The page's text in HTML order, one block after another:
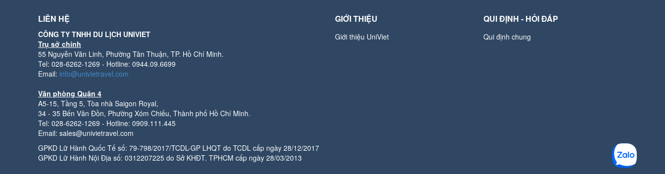
LIÊN HỆ
CÔNG TY TNHH DU LỊCH UNIVIET
Trụ sở chính
55 Nguyễn Văn Linh, Phường Tân Thuận, TP. Hồ Chí Minh.
Tel: 028-6262-1269 - Hotline: 0944.09.6699
Email: info@univietravel.com
Văn phòng Quận 4
A5-15, Tầng 5, Tòa nhà Saigon Royal,
34 - 35 Bến Vân Đồn, Phường Xóm Chiếu, Thành phố Hồ Chí Minh.
Tel: 028-6262-1269 - Hotline: 0909.111.445
Email: sales@univietravel.com
GPKD Lữ Hành Quốc Tế số: 79-798/2017/TCDL-GP LHQT do TCDL cấp ngày 28/12/2017
GPKD Lữ Hành Nội Địa số: 0312207225 do Sở KHĐT. TPHCM cấp ngày 28/03/2013
GIỚI THIỆU
Giới thiệu UniViet
QUI ĐỊNH - HỎI ĐÁP
Qui định chung